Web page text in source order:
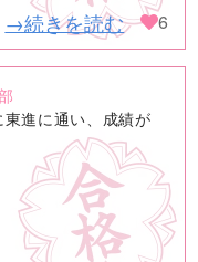
→続きを読む 6
進に通い、成績が